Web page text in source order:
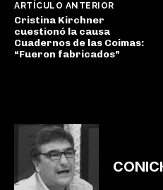
ARTÍCULO ANTERIOR
Cristina Kirchner
cuestionó la causa
Cuadernos de las Coimas:
“Fueron fabricados”